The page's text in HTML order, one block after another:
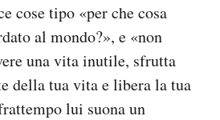
cose tipo «per che cosa
al mondo?», e «non
una vita inutile, sfrutta
della tua vita e libera la tua
lui suona un